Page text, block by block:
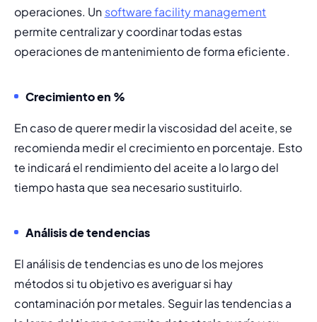
operaciones. Un software facility management
permite centralizar y coordinar todas estas
operaciones de mantenimiento de forma eficiente.
Crecimiento en %
En caso de querer medir la viscosidad del aceite, se
recomienda medir el crecimiento en porcentaje. Esto
te indicará el rendimiento del aceite a lo largo del
tiempo hasta que sea necesario sustituirlo.
Análisis de tendencias
El análisis de tendencias es uno de los mejores
métodos si tu objetivo es averiguar si hay
contaminación por metales. Seguir las tendencias a